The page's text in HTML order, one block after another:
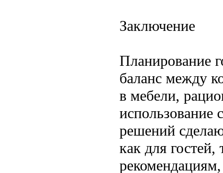
Заключение
Планирование
баланс между
в мебели,
использование
решений
как для